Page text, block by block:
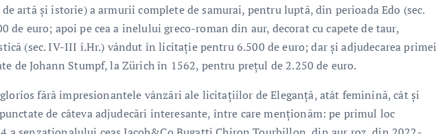
artă și istorie) a armurii complete de samurai, pentru luptă, din perioada Edo (sec.
de euro; apoi pe cea a inelului greco-roman din aur, decorat cu capete de taur,
(sec. IV-III î.Hr.) vândut în licitație pentru 6.500 de euro; dar și adjudecarea primei
de Johann Stumpf, la Zürich în 1562, pentru prețul de 2.250 de euro.
fără impresionantele vânzări ale licitațiilor de Eleganță, atât feminină, cât și
de câteva adjudecări interesante, între care menționăm: pe primul loc